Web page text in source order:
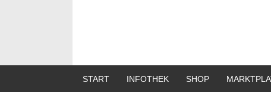
START INFOTHEK SHOP